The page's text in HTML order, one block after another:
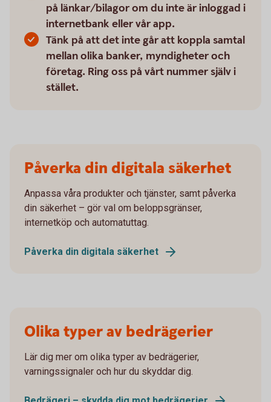
på länkar/bilagor om du inte är inloggad i
internetbank eller vår app.
Tänk på att det inte går att koppla samtal
mellan olika banker, myndigheter och
företag. Ring oss på vårt nummer själv i
stället.
Påverka din digitala säkerhet
Anpassa våra produkter och tjänster, samt påverka
din säkerhet – gör val om beloppsgränser,
internetköp och automatuttag.
Påverka din digitala säkerhet
Olika typer av bedrägerier
Lär dig mer om olika typer av bedrägerier,
varningssignaler och hur du skyddar dig.